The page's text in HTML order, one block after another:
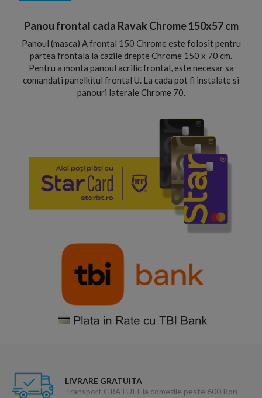
Panou frontal cada Ravak Chrome 150x57 cm
Panoul (masca) A frontal 150 Chrome este folosit pentru
partea frontala la cazile drepte Chrome 150 x 70 cm.
Pentru a monta panoul acrilic frontal, este necesar sa
comandati panelkitul frontal U. La cada pot fi instalate si
panouri laterale Chrome 70.
LIVRARE GRATUITA
Transport GRATUIT la comezile peste 600 Ron